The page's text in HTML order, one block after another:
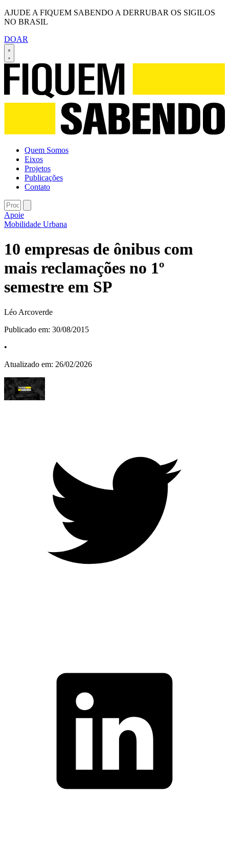
AJUDE A FIQUEM SABENDO A DERRUBAR OS SIGILOS
NO BRASIL
DOAR
Quem Somos
Eixos
Projetos
Publicações
Contato
Apoie
Mobilidade Urbana
10 empresas de ônibus com
mais reclamações no 1º
semestre em SP
Léo Arcoverde
Publicado em: 30/08/2015
•
Atualizado em: 26/02/2026